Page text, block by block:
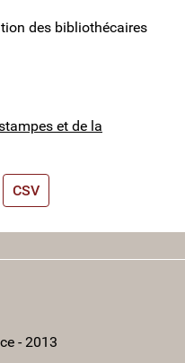
des bibliothécaires
et de la
CSV
- 2013